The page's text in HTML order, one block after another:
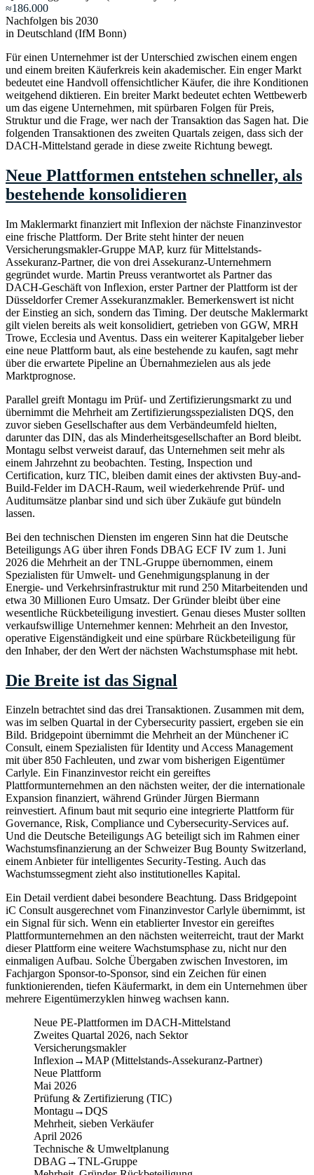
≈186.000
Nachfolgen bis 2030
in Deutschland (IfM Bonn)
Für einen Unternehmer ist der Unterschied zwischen einem engen
und einem breiten Käuferkreis kein akademischer. Ein enger Markt
bedeutet eine Handvoll offensichtlicher Käufer, die ihre Konditionen
weitgehend diktieren. Ein breiter Markt bedeutet echten Wettbewerb
um das eigene Unternehmen, mit spürbaren Folgen für Preis,
Struktur und die Frage, wer nach der Transaktion das Sagen hat. Die
folgenden Transaktionen des zweiten Quartals zeigen, dass sich der
DACH-Mittelstand gerade in diese zweite Richtung bewegt.
Neue Plattformen entstehen schneller, als
bestehende konsolidieren
Im Maklermarkt finanziert mit Inflexion der nächste Finanzinvestor
eine frische Plattform. Der Brite steht hinter der neuen
Versicherungsmakler-Gruppe MAP, kurz für Mittelstands-
Assekuranz-Partner, die von drei Assekuranz-Unternehmern
gegründet wurde. Martin Preuss verantwortet als Partner das
DACH-Geschäft von Inflexion, erster Partner der Plattform ist der
Düsseldorfer Cremer Assekuranzmakler. Bemerkenswert ist nicht
der Einstieg an sich, sondern das Timing. Der deutsche Maklermarkt
gilt vielen bereits als weit konsolidiert, getrieben von GGW, MRH
Trowe, Ecclesia und Aventus. Dass ein weiterer Kapitalgeber lieber
eine neue Plattform baut, als eine bestehende zu kaufen, sagt mehr
über die erwartete Pipeline an Übernahmezielen aus als jede
Marktprognose.
Parallel greift Montagu im Prüf- und Zertifizierungsmarkt zu und
übernimmt die Mehrheit am Zertifizierungsspezialisten DQS, den
zuvor sieben Gesellschafter aus dem Verbändeumfeld hielten,
darunter das DIN, das als Minderheitsgesellschafter an Bord bleibt.
Montagu selbst verweist darauf, das Unternehmen seit mehr als
einem Jahrzehnt zu beobachten. Testing, Inspection und
Certification, kurz TIC, bleiben damit eines der aktivsten Buy-and-
Build-Felder im DACH-Raum, weil wiederkehrende Prüf- und
Auditumsätze planbar sind und sich über Zukäufe gut bündeln
lassen.
Bei den technischen Diensten im engeren Sinn hat die Deutsche
Beteiligungs AG über ihren Fonds DBAG ECF IV zum 1. Juni
2026 die Mehrheit an der TNL-Gruppe übernommen, einem
Spezialisten für Umwelt- und Genehmigungsplanung in der
Energie- und Verkehrsinfrastruktur mit rund 250 Mitarbeitenden und
etwa 30 Millionen Euro Umsatz. Der Gründer bleibt über eine
wesentliche Rückbeteiligung investiert. Genau dieses Muster sollten
verkaufswillige Unternehmer kennen: Mehrheit an den Investor,
operative Eigenständigkeit und eine spürbare Rückbeteiligung für
den Inhaber, der den Wert der nächsten Wachstumsphase mit hebt.
Die Breite ist das Signal
Einzeln betrachtet sind das drei Transaktionen. Zusammen mit dem,
was im selben Quartal in der Cybersecurity passiert, ergeben sie ein
Bild. Bridgepoint übernimmt die Mehrheit an der Münchener iC
Consult, einem Spezialisten für Identity und Access Management
mit über 850 Fachleuten, und zwar vom bisherigen Eigentümer
Carlyle. Ein Finanzinvestor reicht ein gereiftes
Plattformunternehmen an den nächsten weiter, der die internationale
Expansion finanziert, während Gründer Jürgen Biermann
reinvestiert. Afinum baut mit sequrio eine integrierte Plattform für
Governance, Risk, Compliance und Cybersecurity-Services auf.
Und die Deutsche Beteiligungs AG beteiligt sich im Rahmen einer
Wachstumsfinanzierung an der Schweizer Bug Bounty Switzerland,
einem Anbieter für intelligentes Security-Testing. Auch das
Wachstumssegment zieht also institutionelles Kapital.
Ein Detail verdient dabei besondere Beachtung. Dass Bridgepoint
iC Consult ausgerechnet vom Finanzinvestor Carlyle übernimmt, ist
ein Signal für sich. Wenn ein etablierter Investor ein gereiftes
Plattformunternehmen an den nächsten weiterreicht, traut der Markt
dieser Plattform eine weitere Wachstumsphase zu, nicht nur den
einmaligen Aufbau. Solche Übergaben zwischen Investoren, im
Fachjargon Sponsor-to-Sponsor, sind ein Zeichen für einen
funktionierenden, tiefen Käufermarkt, in dem ein Unternehmen über
mehrere Eigentümerzyklen hinweg wachsen kann.
Neue PE-Plattformen im DACH-Mittelstand
Zweites Quartal 2026, nach Sektor
Versicherungsmakler
Inflexion→MAP (Mittelstands-Assekuranz-Partner)
Neue Plattform
Mai 2026
Prüfung & Zertifizierung (TIC)
Montagu→DQS
Mehrheit, sieben Verkäufer
April 2026
Technische & Umweltplanung
DBAG →TNL-Gruppe